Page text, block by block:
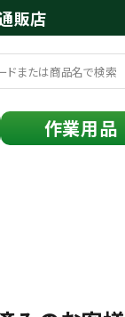
販店
作業用品